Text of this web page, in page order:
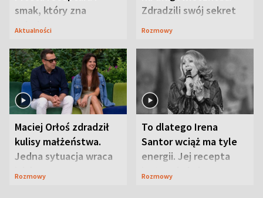
smak, który zna
Lubelszczyzna
Aktualności
Zdradzili swój sekret
Rozmowy
Maciej Orłoś zdradził
kulisy małżeństwa.
Jedna sytuacja wraca
jak bumerang
Rozmowy
To dlatego Irena
Santor wciąż ma tyle
energii. Jej recepta
jest zaskakująco
Rozmowy